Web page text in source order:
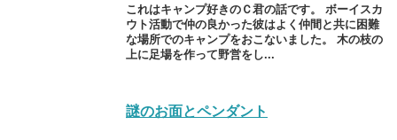
これはキャンプ好きのＣ君の話です。 ボーイスカ
ウト活動で仲の良かった彼はよく仲間と共に困難
な場所でのキャンプをおこないました。 木の枝の
上に足場を作って野営をし...
謎のお面とペンダント